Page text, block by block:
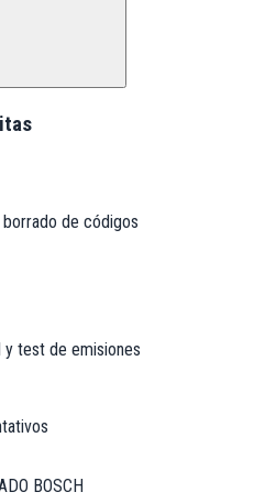
de códigos
y test de emisiones
BOSCH